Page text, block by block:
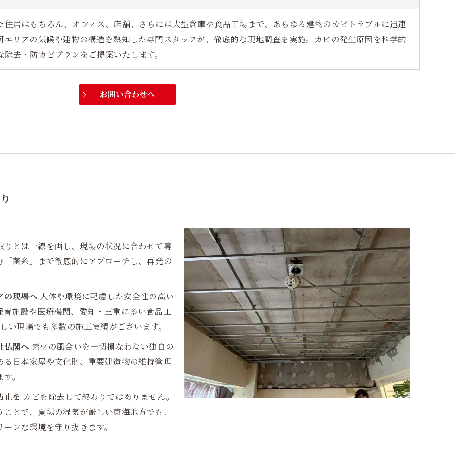
居はもちろん、オフィス、店舗、さらには大型倉庫や食品工場まで、あらゆる建物のカビトラブルに迅速
リアの気候や建物の構造を熟知した専門スタッフが、徹底的な現地調査を実施。カビの発生原因を科学的
去・防カビプランをご提案いたします。
お問い合わせへ
とは一線を画し、現場の状況に合わせて専
菌糸」まで徹底的にアプローチし、再発の
の現場へ 人体や環境に配慮した安全性の高い
施設や医療機関、愛知・三重に多い食品工
現場でも多数の施工実績がございます。
仏閣へ 素材の風合いを一切損なわない独自の
日本家屋や文化財、重要建造物の維持管理
。
止を カビを除去して終わりではありません。
とで、夏場の湿気が厳しい東海地方でも、
ンな環境を守り抜きます。